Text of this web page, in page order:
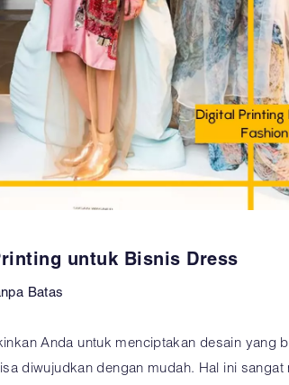
untuk Bisnis Dress
Batas
Anda untuk menciptakan desain yang
diwujudkan dengan mudah. Hal ini